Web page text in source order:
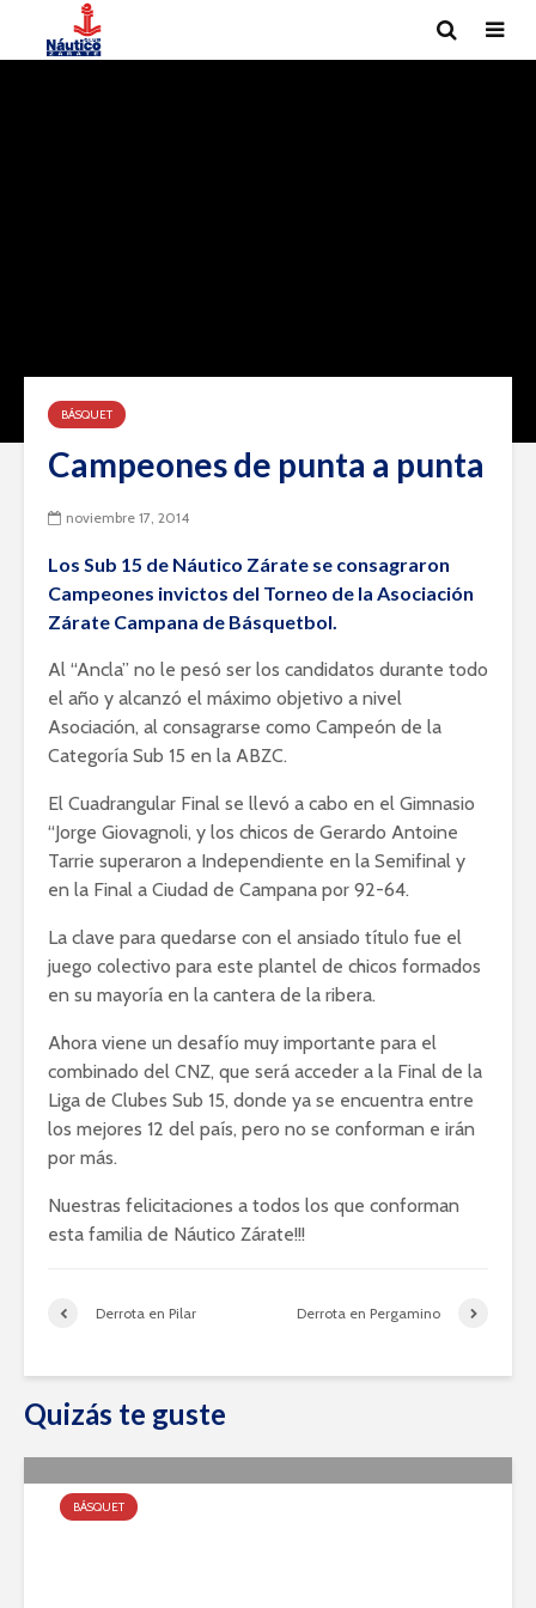
BÁSQUET
Campeones de punta a punta
noviembre 17, 2014
Los Sub 15 de Náutico Zárate se consagraron
Campeones invictos del Torneo de la Asociación
Zárate Campana de Básquetbol.
Al “Ancla” no le pesó ser los candidatos durante todo
el año y alcanzó el máximo objetivo a nivel
Asociación, al consagrarse como Campeón de la
Categoría Sub 15 en la ABZC.
El Cuadrangular Final se llevó a cabo en el Gimnasio
“Jorge Giovagnoli, y los chicos de Gerardo Antoine
Tarrie superaron a Independiente en la Semifinal y
en la Final a Ciudad de Campana por 92-64.
La clave para quedarse con el ansiado título fue el
juego colectivo para este plantel de chicos formados
en su mayoría en la cantera de la ribera.
Ahora viene un desafío muy importante para el
combinado del CNZ, que será acceder a la Final de la
Liga de Clubes Sub 15, donde ya se encuentra entre
los mejores 12 del país, pero no se conforman e irán
por más.
Nuestras felicitaciones a todos los que conforman
esta familia de Náutico Zárate!!!
Derrota en Pilar Derrota en Pergamino
Quizás te guste
BÁSQUET